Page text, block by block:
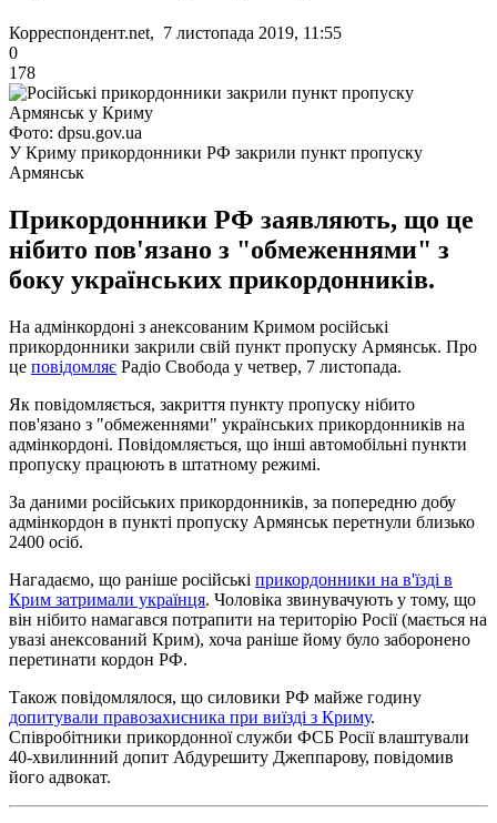
Корреспондент.net, 7 листопада 2019, 11:55
0
178
Фото: dpsu.gov.ua
У Криму прикордонники РФ закрили пункт пропуску
Армянськ
Прикордонники РФ заявляють, що це
нібито пов'язано з "обмеженнями" з
боку українських прикордонників.
На адмінкордоні з анексованим Кримом російські
прикордонники закрили свій пункт пропуску Армянськ. Про
це повідомляє Радіо Свобода у четвер, 7 листопада.
Як повідомляється, закриття пункту пропуску нібито
пов'язано з "обмеженнями" українських прикордонників на
адмінкордоні. Повідомляється, що інші автомобільні пункти
пропуску працюють в штатному режимі.
За даними російських прикордонників, за попередню добу
адмінкордон в пункті пропуску Армянськ перетнули близько
2400 осіб.
Нагадаємо, що раніше російські прикордонники на в'їзді в
Крим затримали українця. Чоловіка звинувачують у тому, що
він нібито намагався потрапити на територію Росії (мається на
увазі анексований Крим), хоча раніше йому було заборонено
перетинати кордон РФ.
Також повідомлялося, що силовики РФ майже годину
допитували правозахисника при виїзді з Криму.
Співробітники прикордонної служби ФСБ Росії влаштували
40-хвилинний допит Абдурешиту Джеппарову, повідомив
його адвокат.